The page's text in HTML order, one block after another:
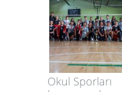
Okul Sporları